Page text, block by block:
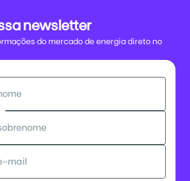
newsletter
do mercado de energia direto no